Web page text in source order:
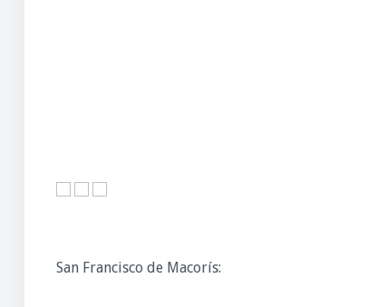
San Francisco de Macorís: